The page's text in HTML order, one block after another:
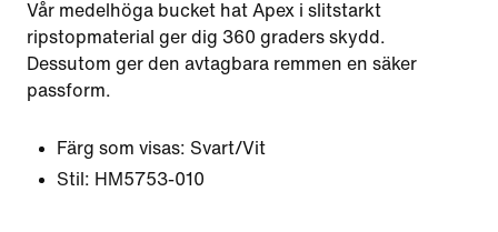
Vår medelhöga bucket hat Apex i slitstarkt
ripstopmaterial ger dig 360 graders skydd.
Dessutom ger den avtagbara remmen en säker
passform.
Färg som visas: Svart/Vit
Stil: HM5753-010